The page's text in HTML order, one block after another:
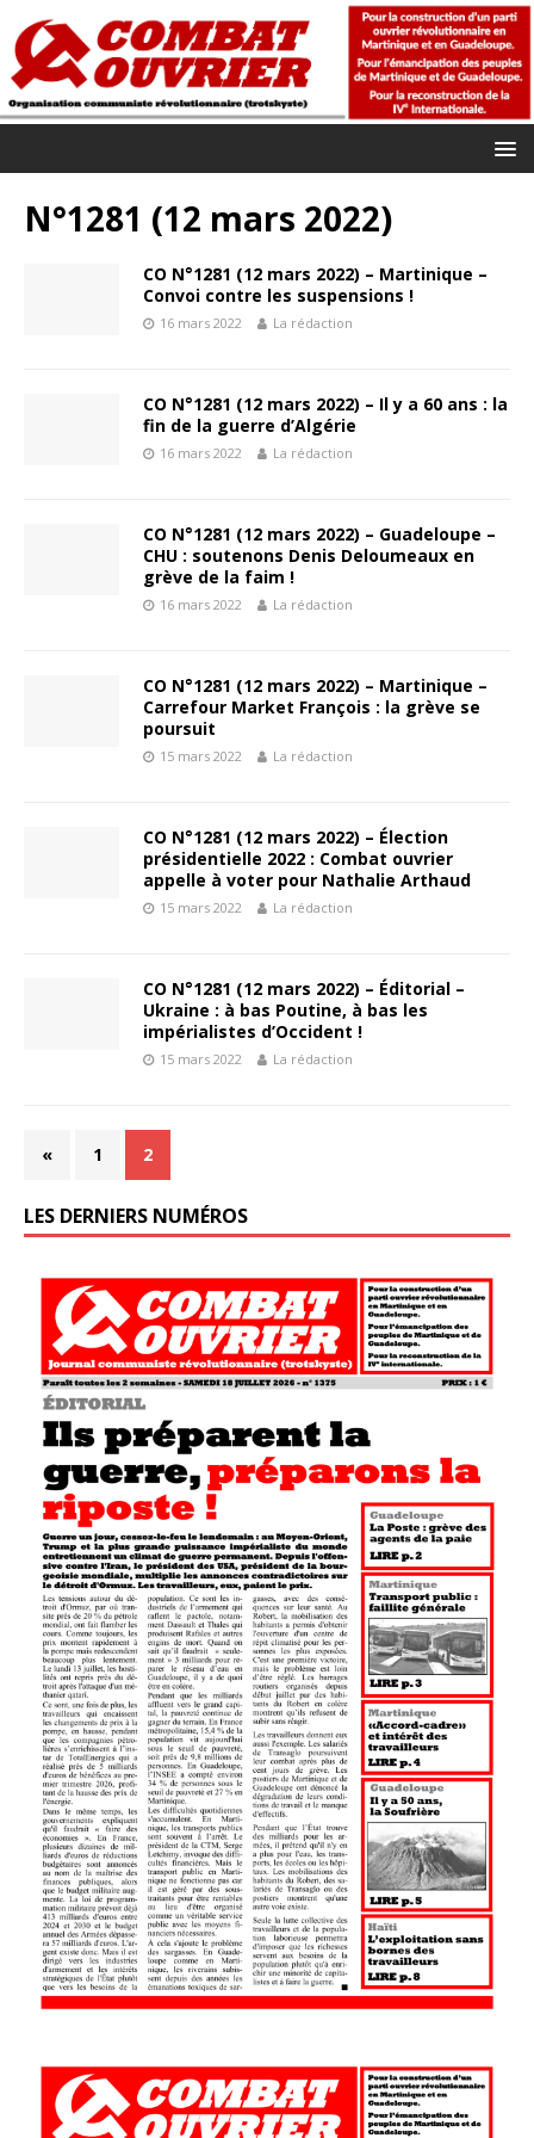
N°1281 (12 mars 2022)
CO N°1281 (12 mars 2022) – Martinique –
Convoi contre les suspensions !
16 mars 2022 La rédaction
CO N°1281 (12 mars 2022) – Il y a 60 ans : la
fin de la guerre d’Algérie
16 mars 2022 La rédaction
CO N°1281 (12 mars 2022) – Guadeloupe –
CHU : soutenons Denis Deloumeaux en
grève de la faim !
16 mars 2022 La rédaction
CO N°1281 (12 mars 2022) – Martinique –
Carrefour Market François : la grève se
poursuit
15 mars 2022 La rédaction
CO N°1281 (12 mars 2022) – Élection
présidentielle 2022 : Combat ouvrier
appelle à voter pour Nathalie Arthaud
15 mars 2022 La rédaction
CO N°1281 (12 mars 2022) – Éditorial –
Ukraine : à bas Poutine, à bas les
impérialistes d’Occident !
15 mars 2022 La rédaction
« 1 2
LES DERNIERS NUMÉROS